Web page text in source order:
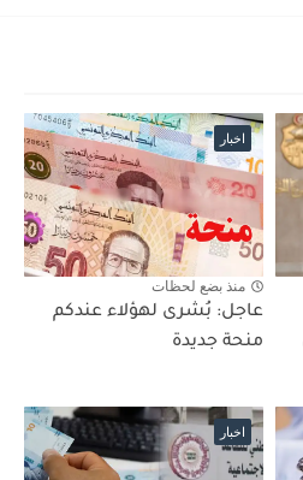
اخبار
منذ بضع لحظات
عاجل: بُشرى لهؤلاء عندكم
منحة جديدة
اخبار